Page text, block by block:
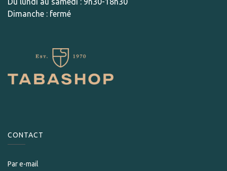
Dimanche : fermé
CONTACT
Par e-mail